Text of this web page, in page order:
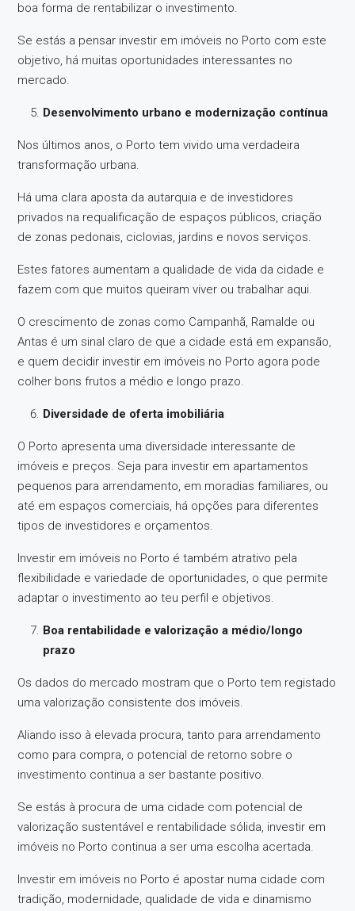
boa forma de rentabilizar o investimento.
Se estás a pensar investir em imóveis no Porto com este
objetivo, há muitas oportunidades interessantes no
mercado.
Desenvolvimento urbano e modernização contínua
Nos últimos anos, o Porto tem vivido uma verdadeira
transformação urbana.
Há uma clara aposta da autarquia e de investidores
privados na requalificação de espaços públicos, criação
de zonas pedonais, ciclovias, jardins e novos serviços.
Estes fatores aumentam a qualidade de vida da cidade e
fazem com que muitos queiram viver ou trabalhar aqui.
O crescimento de zonas como Campanhã, Ramalde ou
Antas é um sinal claro de que a cidade está em expansão,
e quem decidir investir em imóveis no Porto agora pode
colher bons frutos a médio e longo prazo.
Diversidade de oferta imobiliária
O Porto apresenta uma diversidade interessante de
imóveis e preços. Seja para investir em apartamentos
pequenos para arrendamento, em moradias familiares, ou
até em espaços comerciais, há opções para diferentes
tipos de investidores e orçamentos.
Investir em imóveis no Porto é também atrativo pela
flexibilidade e variedade de oportunidades, o que permite
adaptar o investimento ao teu perfil e objetivos.
Boa rentabilidade e valorização a médio/longo
prazo
Os dados do mercado mostram que o Porto tem registado
uma valorização consistente dos imóveis.
Aliando isso à elevada procura, tanto para arrendamento
como para compra, o potencial de retorno sobre o
investimento continua a ser bastante positivo.
Se estás à procura de uma cidade com potencial de
valorização sustentável e rentabilidade sólida, investir em
imóveis no Porto continua a ser uma escolha acertada.
Investir em imóveis no Porto é apostar numa cidade com
tradição, modernidade, qualidade de vida e dinamismo